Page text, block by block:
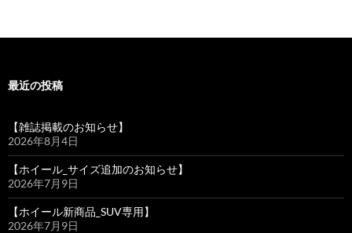
最近の投稿
【雑誌掲載のお知らせ】
2026年8月4日
【ホイール_サイズ追加のお知らせ】
2026年7月9日
【ホイール新商品_SUV専用】
2026年7月9日